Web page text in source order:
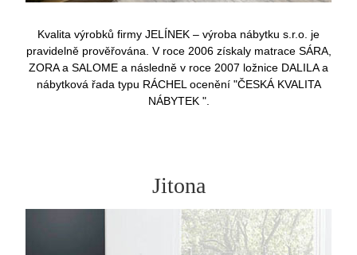
Kvalita výrobků firmy JELÍNEK – výroba nábytku s.r.o. je
pravidelně prověřována. V roce 2006 získaly matrace SÁRA,
ZORA a SALOME a následně v roce 2007 ložnice DALILA a
nábytková řada typu RÁCHEL ocenění "ČESKÁ KVALITA
NÁBYTEK ".
Jitona